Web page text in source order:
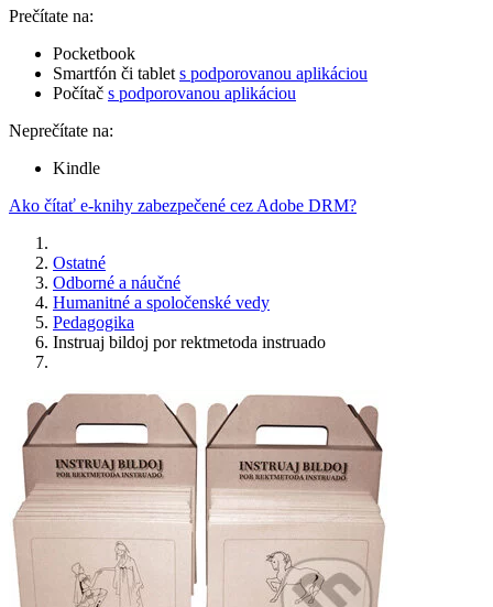
Prečítate na:
Pocketbook
Smartfón či tablet s podporovanou aplikáciou
Počítač s podporovanou aplikáciou
Neprečítate na:
Kindle
Ako čítať e-knihy zabezpečené cez Adobe DRM?
Ostatné
Odborné a náučné
Humanitné a spoločenské vedy
Pedagogika
Instruaj bildoj por rektmetoda instruado